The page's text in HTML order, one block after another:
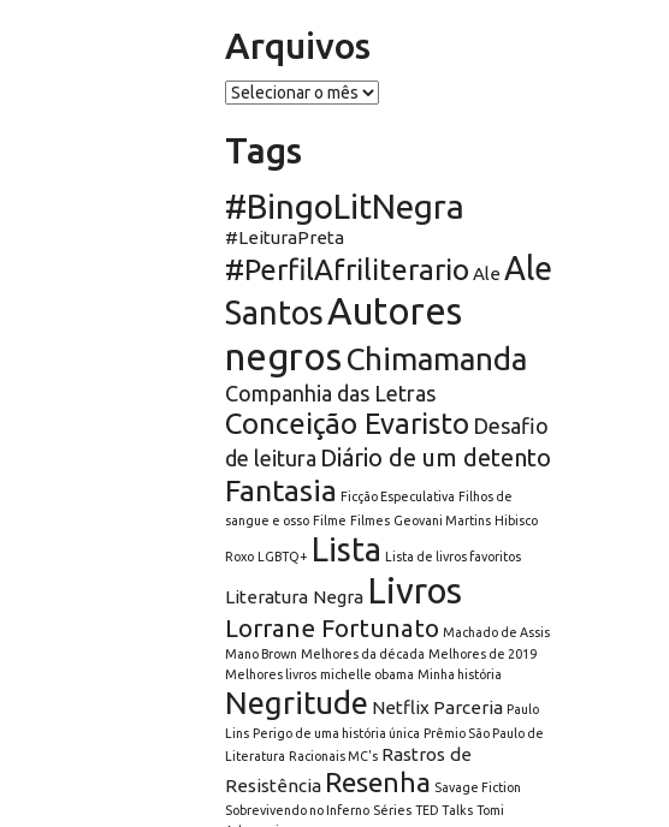
Arquivos
Arquivos
Tags
#BingoLitNegra
#LeituraPreta
#PerfilAfriliterario Ale Ale
SantosAutores
negros Chimamanda
Companhia das Letras
Conceição Evaristo Desafio
de leitura Diário de um detento
Fantasia Ficção Especulativa Filhos de
sangue e osso Filme Filmes Geovani Martins Hibisco
Roxo LGBTQ+ Lista Lista de livros favoritos
Literatura Negra Livros
Lorrane Fortunato Machado de Assis
Mano Brown Melhores da década Melhores de 2019
Melhores livros michelle obama Minha história
Negritude Netflix Parceria Paulo
Lins Perigo de uma história única Prêmio São Paulo de
Literatura Racionais MC's Rastros de
Resistência Resenha Savage Fiction
Sobrevivendo no Inferno Séries TED Talks Tomi